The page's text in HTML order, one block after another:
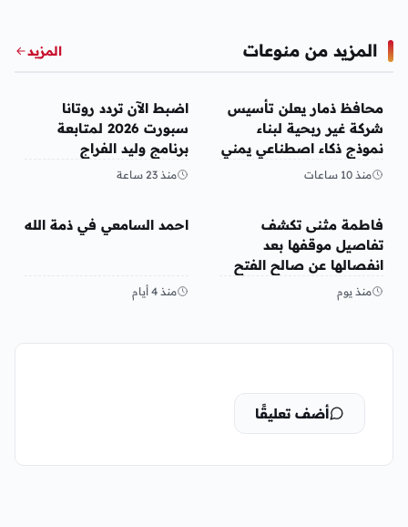
المزيد من منوعات المزيد
منوعات
محافظ ذمار يعلن تأسيس
شركة غير ربحية لبناء
نموذج ذكاء اصطناعي يمني
منذ 10 ساعات
منوعات
اضبط الآن تردد روتانا
سبورت 2026 لمتابعة
برنامج وليد الفراج
منذ 23 ساعة
منوعات
فاطمة مثنى تكشف
تفاصيل موقفها بعد
انفصالها عن صالح الفتح
منذ يوم
منوعات
احمد السامعي في ذمة الله
منذ 4 أيام
أضف تعليقًا